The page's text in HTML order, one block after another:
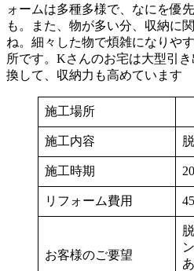
ォームは多種多様で、なにを優
も。また、物が多い分、収納に
ね。細々した物で煩雑になりや
所です。Kさんのお宅は大型引
換して、収納力も高めています
施工場所
施工内容
施工時期
リフォーム費用
お客様のご要望